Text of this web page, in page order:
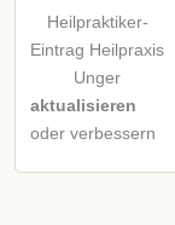
Heilpraktiker-
Eintrag Heilpraxis
Unger
aktualisieren
oder verbessern